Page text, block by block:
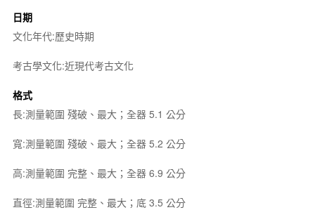
日期
文化年代:歷史時期
考古學文化:近現代考古文化
格式
長:測量範圍 殘破、最大；全器 5.1 公分
寬:測量範圍 殘破、最大；全器 5.2 公分
高:測量範圍 完整、最大；全器 6.9 公分
直徑:測量範圍 完整、最大；底 3.5 公分